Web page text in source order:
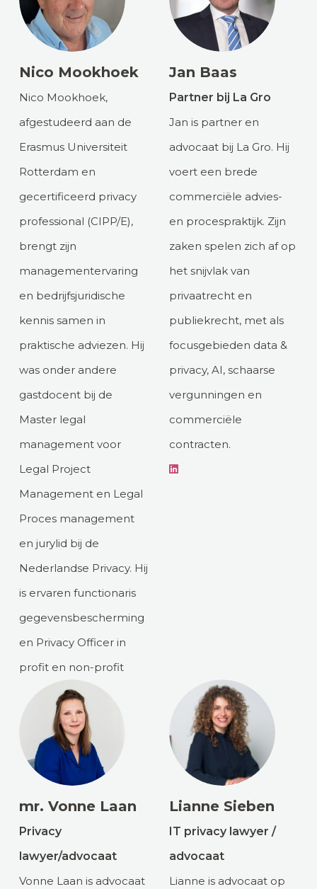
Nico Mookhoek
Nico Mookhoek,
afgestudeerd aan de
Erasmus Universiteit
Rotterdam en
gecertificeerd privacy
professional (CIPP/E),
brengt zijn
managementervaring
en bedrijfsjuridische
kennis samen in
praktische adviezen. Hij
was onder andere
gastdocent bij de
Master legal
management voor
Legal Project
Management en Legal
Proces management
en jurylid bij de
Nederlandse Privacy. Hij
is ervaren functionaris
gegevensbescherming
en Privacy Officer in
profit en non-profit
Jan Baas
Partner bij La Gro
Jan is partner en
advocaat bij La Gro. Hij
voert een brede
commerciële advies-
en procespraktijk. Zijn
zaken spelen zich af op
het snijvlak van
privaatrecht en
publiekrecht, met als
focusgebieden data &
privacy, AI, schaarse
vergunningen en
commerciële
contracten.
mr. Vonne Laan
Privacy
lawyer/advocaat
Vonne Laan is advocaat
Lianne Sieben
IT privacy lawyer /
advocaat
Lianne is advocaat op